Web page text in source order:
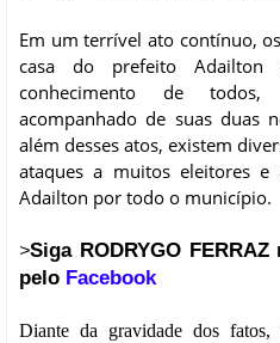
Em um terrível ato contínuo,
casa do prefeito
conhecimento de
acompanhado de suas duas
além desses atos, existem
ataques a muitos eleitores
Adailton por todo o município.
>Siga RODRYGO FERRAZ
pelo Facebook
Diante da gravidade dos fatos,